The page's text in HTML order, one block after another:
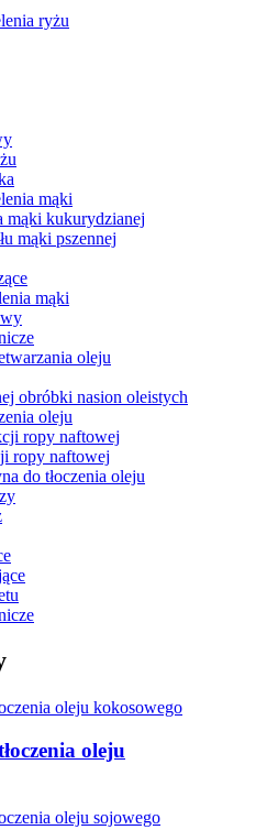
ryżu
mąki
mąki kukurydzianej
mąki pszennej
mąki
oleju
obróbki nasion oleistych
oleju
ropy naftowej
ropy naftowej
do tłoczenia oleju
oleju